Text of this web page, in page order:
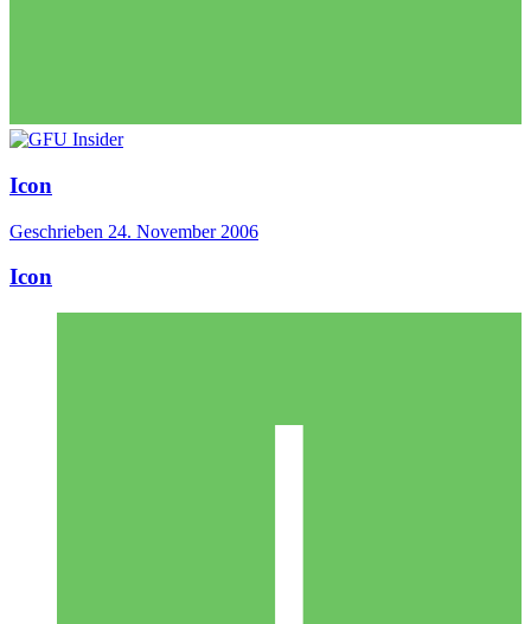
Icon
Geschrieben 24. November 2006
Icon